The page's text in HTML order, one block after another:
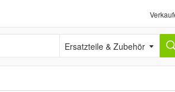
Ersatzteile & Zubehör